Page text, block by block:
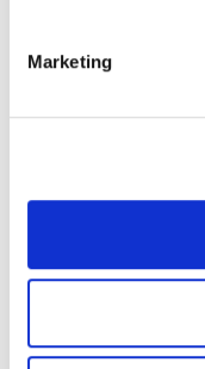
Marketing